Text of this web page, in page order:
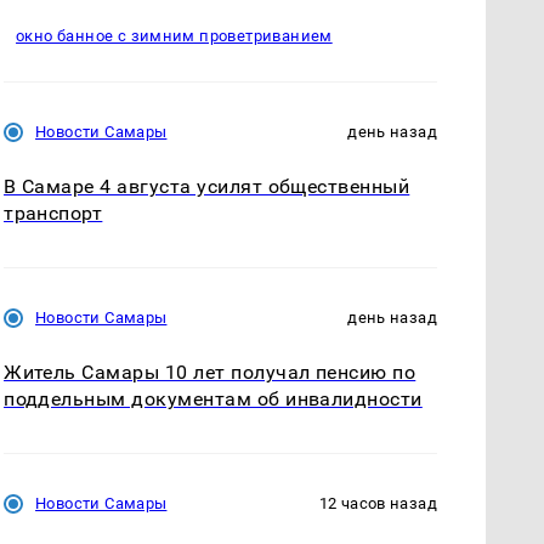
окно банное с зимним проветриванием
Новости Самары день назад
В Самаре 4 августа усилят общественный
транспорт
Новости Самары день назад
Житель Самары 10 лет получал пенсию по
поддельным документам об инвалидности
Новости Самары 12 часов назад